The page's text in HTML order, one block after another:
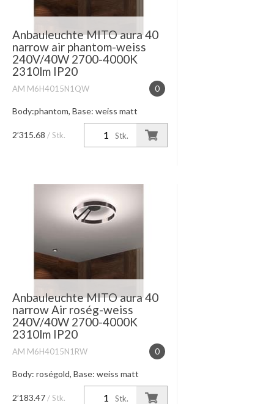
Anbauleuchte MITO aura 40
narrow air phantom-weiss
240V/40W 2700-4000K
2310lm IP20
0
AM M6H4015N1QW
Body:phantom, Base: weiss matt
Lichtwirkung eng abstrahlendes Licht
nach unten, diffus nach oben Leistung
Stk.
2’315.68 / Stk.
Anbauleuchte MITO aura 40
narrow Air roség-weiss
240V/40W 2700-4000K
2310lm IP20
0
AM M6H4015N1RW
Body: roségold, Base: weiss matt
Lichtwirkung eng abstrahlendes Licht
nach unten, diffus nach oben Leistung
Stk.
2’183.47 / Stk.